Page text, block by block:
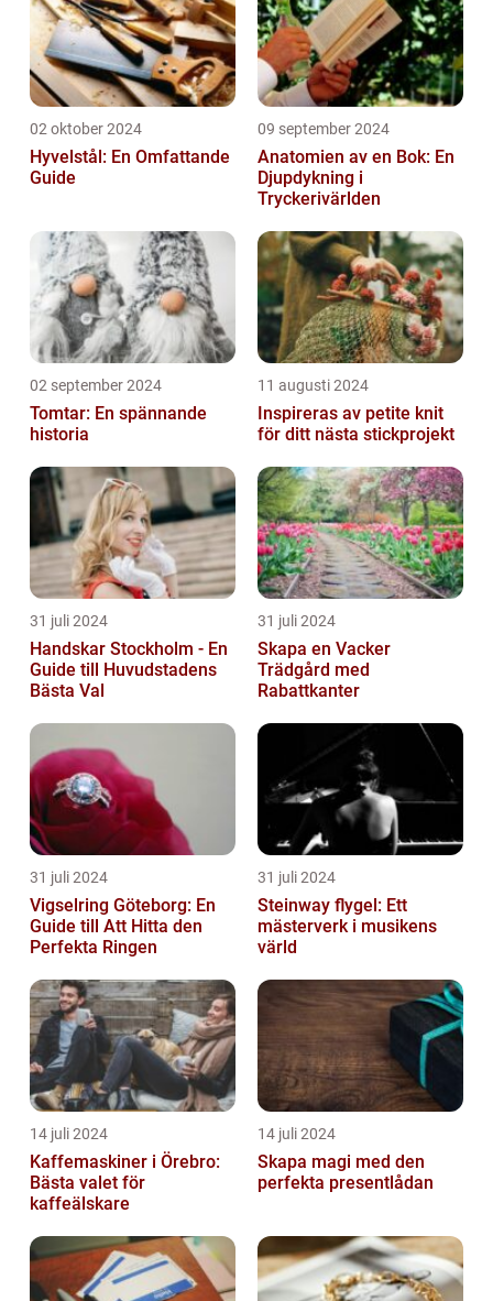
02 oktober 2024
Hyvelstål: En Omfattande
Guide
09 september 2024
Anatomien av en Bok: En
Djupdykning i
Tryckerivärlden
02 september 2024
Tomtar: En spännande
historia
11 augusti 2024
Inspireras av petite knit
för ditt nästa stickprojekt
31 juli 2024
Handskar Stockholm - En
Guide till Huvudstadens
Bästa Val
31 juli 2024
Skapa en Vacker
Trädgård med
Rabattkanter
31 juli 2024
Vigselring Göteborg: En
Guide till Att Hitta den
Perfekta Ringen
31 juli 2024
Steinway flygel: Ett
mästerverk i musikens
värld
14 juli 2024
Kaffemaskiner i Örebro:
Bästa valet för
kaffeälskare
14 juli 2024
Skapa magi med den
perfekta presentlådan